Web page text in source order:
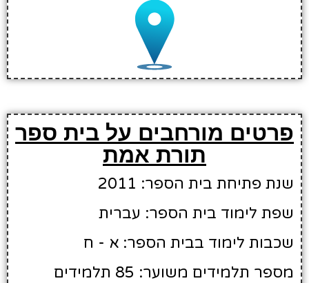
פרטים מורחבים על בית ספר
תורת אמת
שנת פתיחת בית הספר: 2011
שפת לימוד בית הספר: עברית
שכבות לימוד בבית הספר: א - ח
מספר תלמידים משוער: 85 תלמידים